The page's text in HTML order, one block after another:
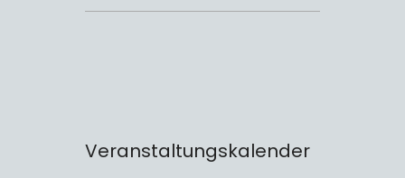
Veranstaltungskalender